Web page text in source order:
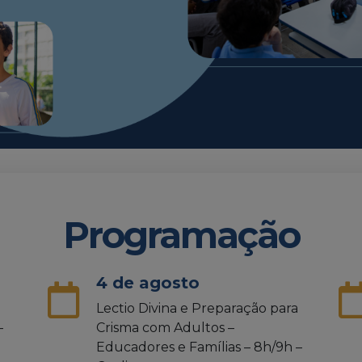
Programação
4 de agosto
Lectio Divina e Preparação para
Crisma com Adultos –
Educadores e Famílias – 8h/9h –